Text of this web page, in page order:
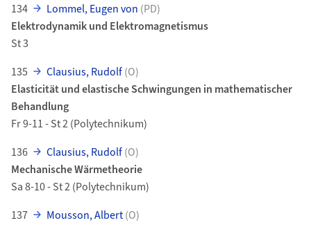
134
Lommel, Eugen von (PD)
Elektrodynamik und Elektromagnetismus
St 3
135
Clausius, Rudolf(O)
Elasticität und elastische Schwingungen in mathematischer
Behandlung
Fr 9-11 - St 2 (Polytechnikum)
136
Clausius, Rudolf(O)
Mechanische Wärmetheorie
Sa 8-10 - St 2 (Polytechnikum)
137
Mousson, Albert(O)